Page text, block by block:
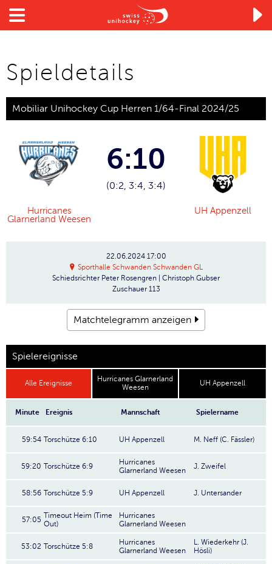

Spieldetails
Mobiliar Unihockey Cup Herren 1/64-Final 2024/25
Hurricanes
Glarnerland Weesen
6:10
(0:2, 3:4, 3:4)
UH Appenzell
22.06.2024 17:00
Sporthalle Schwanden Schwanden GL
Schiedsrichter Peter Rosengren | Christoph Gubser
Zuschauer 113
Matchtelegramm anzeigen
Spielereignisse
Alle Ereignisse
Hurricanes Glarnerland
Weesen
UH Appenzell
Minute Ereignis Mannschaft Spielername
59:54 Torschütze 6:10 UH Appenzell M. Neff (C. Fässler)
59:20 Torschütze 6:9
Hurricanes
Glarnerland Weesen
J. Zweifel
58:56 Torschütze 5:9 UH Appenzell J. Untersander
57:05 Timeout Heim (Time
Out)
Hurricanes
Glarnerland Weesen
53:02 Torschütze 5:8
Hurricanes
Glarnerland Weesen
L. Wiederkehr (J.
Hösli)